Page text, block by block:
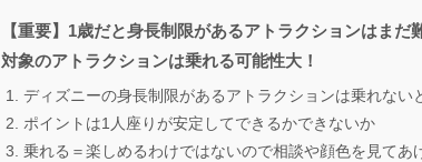
【重要】1歳だと身長制限があるアトラクションはま
対象のアトラクションは乗れる可能性大！
ディズニーの身長制限があるアトラクションは乗れない
ポイントは1人座りが安定してできるかできないか
乗れる＝楽しめるわけではないので相談や顔色を見てあ